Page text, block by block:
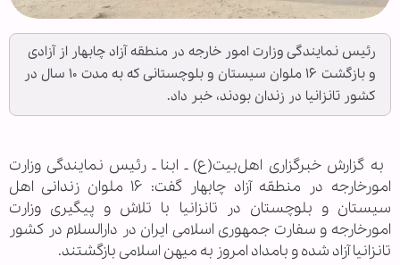
رئیس نمایندگی وزارت امور خارجه در منطقه آزاد چابهار از آزادی
و بازگشت ۱۶ ملوان سیستان و بلوچستانی که به مدت ۱۰ سال در
کشور تانزانیا در زندان بودند، خبر داد.
به گزارش خبرگزاری اهل‌بیت(ع) ـ ابنا ـ رئیس نمایندگی وزارت
امورخارجه در منطقه آزاد چابهار گفت: ۱۶ ملوان زندانی اهل
سیستان و بلوچستان در تانزانیا با تلاش و پیگیری وزارت
امورخارجه و سفارت جمهوری اسلامی ایران در دارالسلام در کشور
تانزانیا آزاد شده و بامداد امروز به میهن اسلامی بازگشتند.‌